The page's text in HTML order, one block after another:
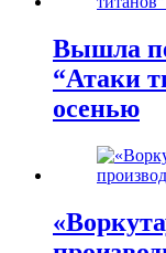
Вышла
“Атаки
осенью